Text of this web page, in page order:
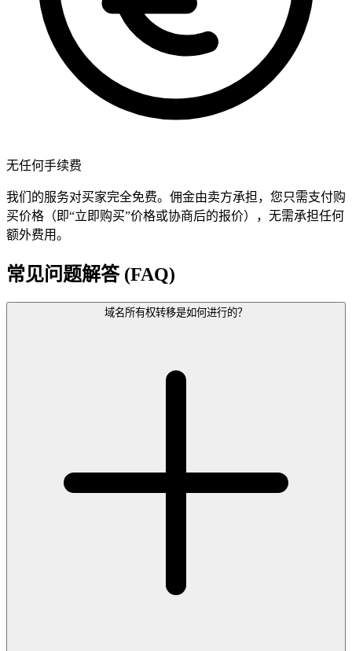
无任何手续费
我们的服务对买家完全免费。佣金由卖方承担，您只需支付购
买价格（即“立即购买”价格或协商后的报价），无需承担任何
额外费用。
常见问题解答 (FAQ)
域名所有权转移是如何进行的？